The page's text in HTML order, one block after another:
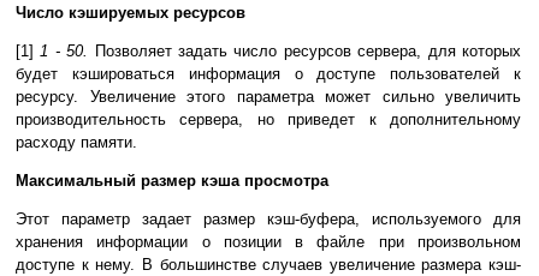
Число кэшируемых ресурсов
[1] 1 - 50.
Позволяет задать число ресурсов сервера, для которых
будет кэшироваться информация о доступе пользователей к
ресурсу. Увеличение этого параметра может сильно увеличить
производительность сервера, но приведет к дополнительному
расходу памяти.
Максимальный размер кэша просмотра
Этот параметр задает размер кэш-буфера, используемого для
хранения информации о позиции в файле при произвольном
доступе к нему. В большинстве случаев увеличение размера кэш-